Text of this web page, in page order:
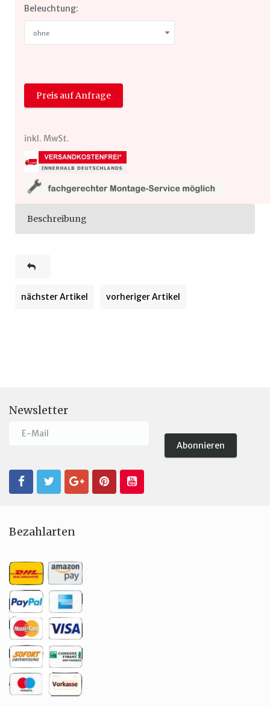
Beleuchtung:
ohne
Preis auf Anfrage
inkl. MwSt.
Beschreibung
nächster Artikel vorheriger Artikel
Newsletter
Bezahlarten